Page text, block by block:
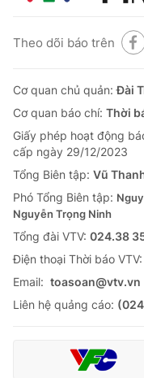
Theo dõi báo trên
Cơ quan chủ quản:Đài
Cơ quan báo chí: Thời
Giấy phép hoạt động
cấp ngày 29/12/2023
Tổng Biên tập: Vũ
Phó Tổng Biên tập:
Nguyễn Trọng Ninh
Tổng đài VTV: 024.38
Ðiện thoại Thời báo VTV:
Email: toasoan@vtv.vn
Liên hệ quảng cáo: